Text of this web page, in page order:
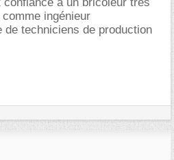
ingénieur
de techniciens de production